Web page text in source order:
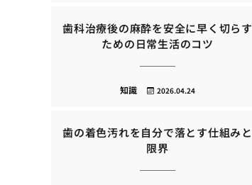
歯科治療後の麻酔を安全に早く切らす
ための日常生活のコツ
2026.04.24
知識
歯の着色汚れを自分で落とす仕組みと
限界